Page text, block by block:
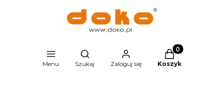
Menu
Otwórz wyszukiwarkę
Szukaj Zaloguj się
Produkty w
Koszyk